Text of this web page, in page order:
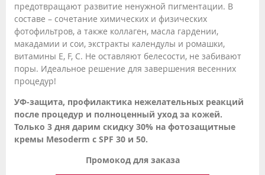
предотвращают развитие ненужной пигментации. В
составе – сочетание химических и физических
фотофильтров, а также коллаген, масла гардении,
макадамии и сои, экстракты календулы и ромашки,
витамины Е, F, С. Не оставляют белесости, не забивают
поры. Идеальное решение для завершения весенних
процедур!
УФ-защита, профилактика нежелательных реакций
после процедур и полноценный уход за кожей.
Только 3 дня дарим скидку 30% на фотозащитные
кремы Mesoderm с SPF 30 и 50.
Промокод для заказа